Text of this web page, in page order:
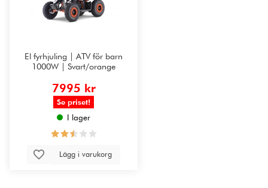
El fyrhjuling | ATV för barn
1000W | Svart/orange
7995 kr
Se priset!
I lager
Lägg i varukorg